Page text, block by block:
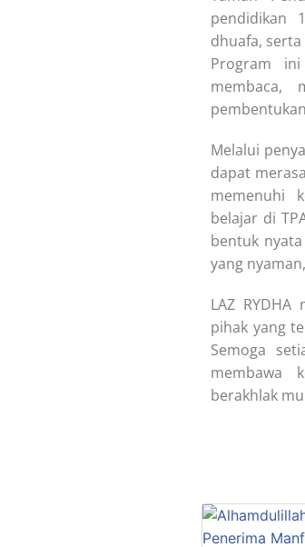
pendidikan
dhuafa,
Program
membaca,
Melalui
dapat
memenuhi
belajar di
bentuk
yang
LAZ
pihak yang
Semoga
membawa
berakhlak